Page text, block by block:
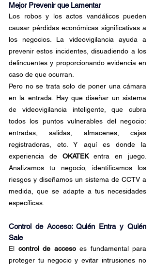
Mejor Prevenir que Lamentar
Los robos y los actos vandálicos pueden
causar pérdidas económicas significativas a
los negocios. La videovigilancia ayuda a
prevenir estos incidentes, disuadiendo a los
delincuentes y proporcionando evidencia en
caso de que ocurran.
Pero no se trata solo de poner una cámara
en la entrada. Hay que diseñar un sistema
de videovigilancia inteligente, que cubra
todos los puntos vulnerables del negocio:
entradas, salidas, almacenes, cajas
registradoras, etc. Y aquí es donde la
experiencia de OKATEK entra en juego.
Analizamos tu negocio, identificamos los
riesgos y diseñamos un sistema de CCTV a
medida, que se adapte a tus necesidades
específicas.
Control de Acceso: Quién Entra y Quién
Sale
El control de acceso es fundamental para
proteger tu negocio y evitar intrusiones no